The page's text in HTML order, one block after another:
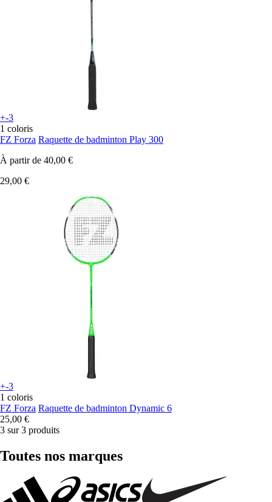
+-3
1 coloris
FZ Forza Raquette de badminton Play 300
À partir de 40,00 €
29,00 €
+-3
1 coloris
FZ Forza Raquette de badminton Dynamic 6
25,00 €
3 sur 3 produits
Toutes nos marques